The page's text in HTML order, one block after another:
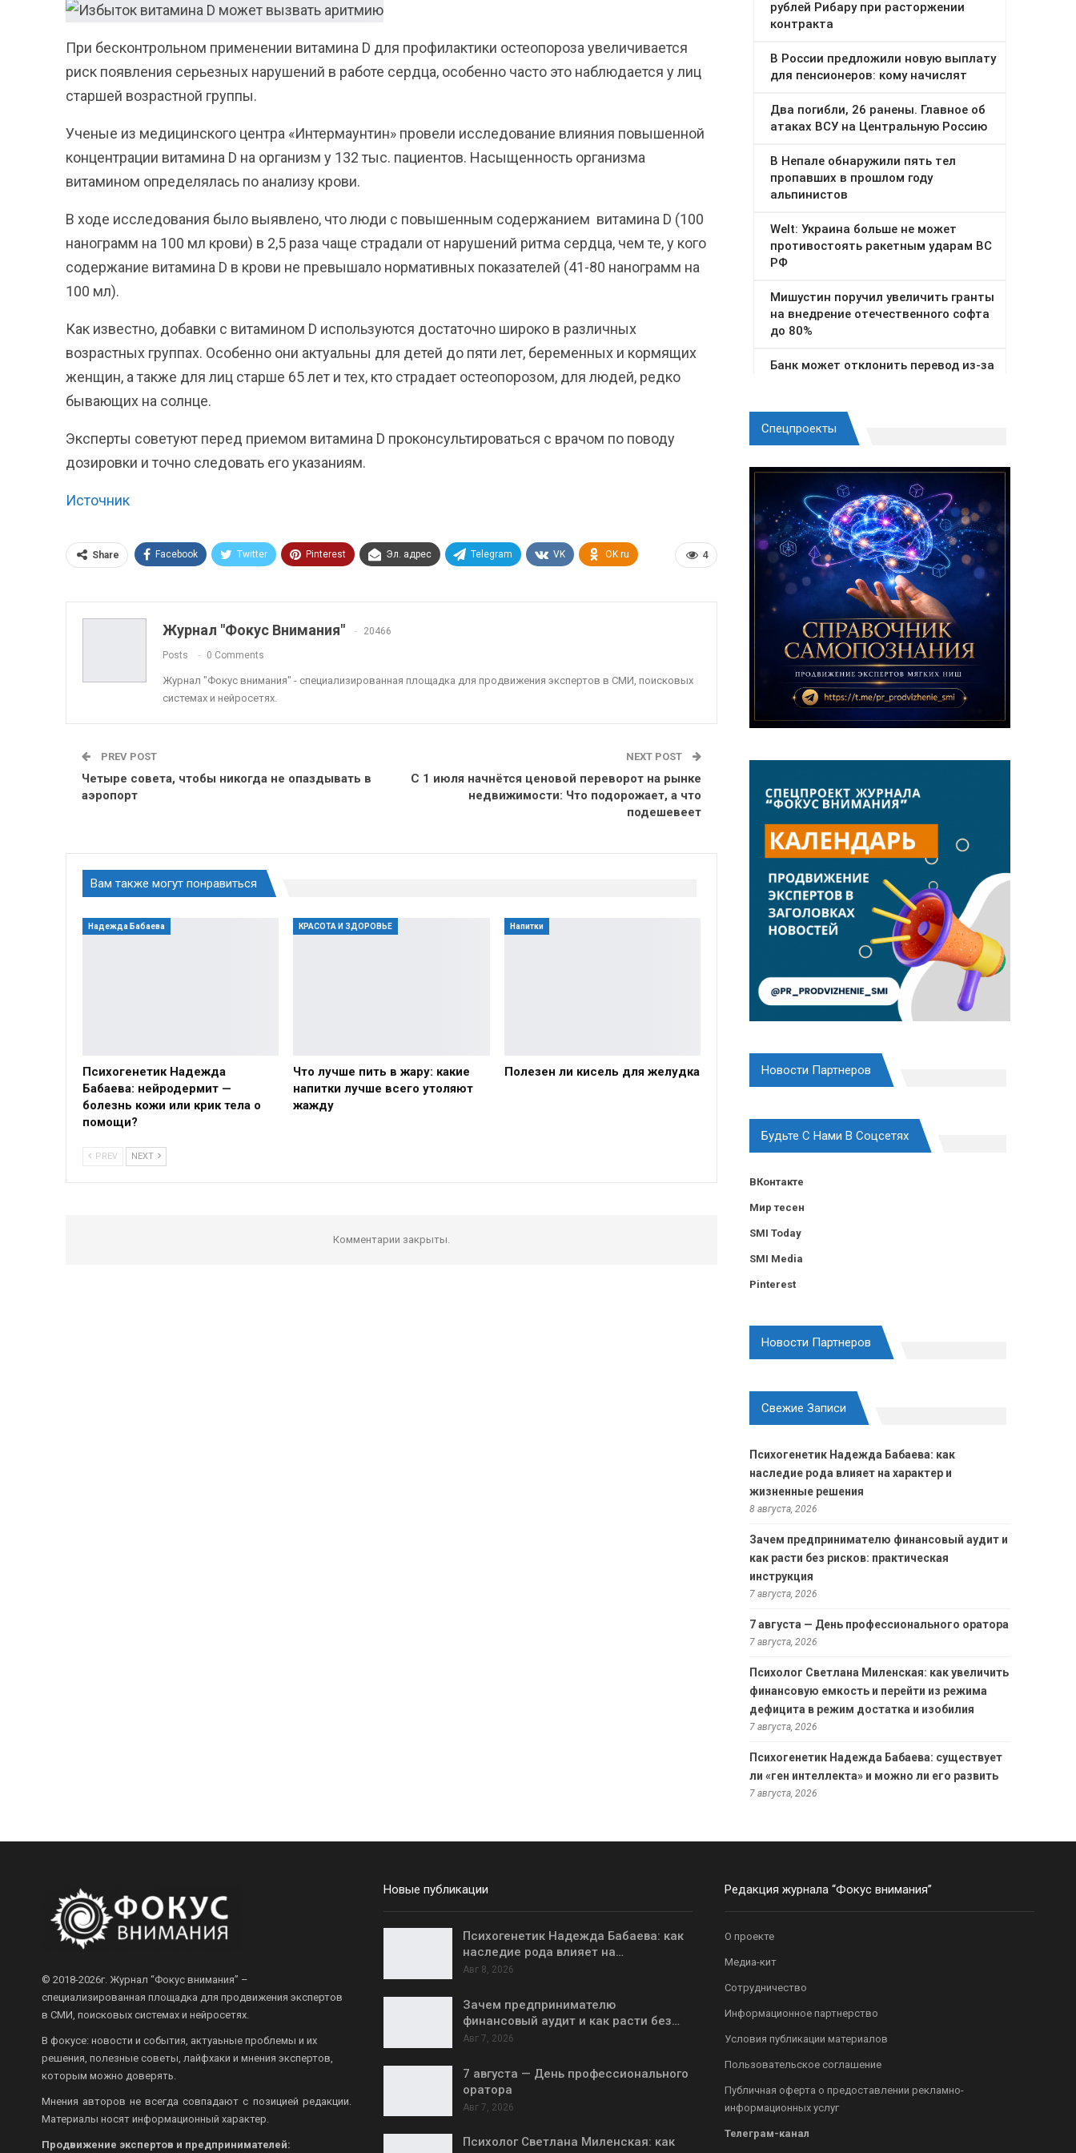
При бесконтрольном применении витамина D для профилактики остеопороза увеличивается
риск появления серьезных нарушений в работе сердца, особенно часто это наблюдается у лиц
старшей возрастной группы.
Ученые из медицинского центра «Интермаунтин» провели исследование влияния повышенной
концентрации витамина D на организм у 132 тыс. пациентов. Насыщенность организма
витамином определялась по анализу крови.
В ходе исследования было выявлено, что люди с повышенным содержанием витамина D (100
нанограмм на 100 мл крови) в 2,5 раза чаще страдали от нарушений ритма сердца, чем те, у кого
содержание витамина D в крови не превышало нормативных показателей (41-80 нанограмм на
100 мл).
Как известно, добавки с витамином D используются достаточно широко в различных
возрастных группах. Особенно они актуальны для детей до пяти лет, беременных и кормящих
женщин, а также для лиц старше 65 лет и тех, кто страдает остеопорозом, для людей, редко
бывающих на солнце.
Эксперты советуют перед приемом витамина D проконсультироваться с врачом по поводу
дозировки и точно следовать его указаниям.
Источник
4
Share Facebook Twitter Pinterest Эл. адрес Telegram VK OK.ru
Журнал "Фокус Внимания" 20466
Posts 0 Comments
Журнал "Фокус внимания" - специализированная площадка для продвижения экспертов в СМИ, поисковых
системах и нейросетях.
PREV POST
Четыре совета, чтобы никогда не опаздывать в
аэропорт
NEXT POST
С 1 июля начнётся ценовой переворот на рынке
недвижимости: Что подорожает, а что
подешевеет
Вам также могут понравиться
Надежда Бабаева
Психогенетик Надежда
Бабаева: нейродермит —
болезнь кожи или крик тела о
помощи?
КРАСОТА И ЗДОРОВЬЕ
Что лучше пить в жару: какие
напитки лучше всего утоляют
жажду
Напитки
Полезен ли кисель для желудка
PREV NEXT
Комментарии закрыты.
Спецпроекты
Новости Партнеров
Будьте С Нами В Соцсетях
ВКонтакте
Мир тесен
SMI Today
SMI Media
Pinterest
Новости Партнеров
Свежие Записи
Психогенетик Надежда Бабаева: как
наследие рода влияет на характер и
жизненные решения
8 августа, 2026
Зачем предпринимателю финансовый аудит и
как расти без рисков: практическая
инструкция
7 августа, 2026
7 августа — День профессионального оратора
7 августа, 2026
Психолог Светлана Миленская: как увеличить
финансовую емкость и перейти из режима
дефицита в режим достатка и изобилия
7 августа, 2026
Психогенетик Надежда Бабаева: существует
ли «ген интеллекта» и можно ли его развить
7 августа, 2026
© 2018-2026г. Журнал “Фокус внимания” –
специализированная площадка для продвижения экспертов
в СМИ, поисковых системах и нейросетях.
В фокусе: новости и события, актуаьные проблемы и их
решения, полезные советы, лайфхаки и мнения экспертов,
которым можно доверять.
Мнения авторов не всегда совпадают с позицией редакции.
Материалы носят информационный характер.
Продвижение экспертов и предпринимателей:
Новые публикации
Психогенетик Надежда Бабаева: как
наследие рода влияет на…
Авг 8, 2026
Зачем предпринимателю
финансовый аудит и как расти без…
Авг 7, 2026
7 августа — День профессионального
оратора
Авг 7, 2026
Психолог Светлана Миленская: как
Редакция журнала “Фокус внимания”
О проекте
Медиа-кит
Сотрудничество
Информационное партнерство
Условия публикации материалов
Пользовательское соглашение
Публичная оферта о предоставлении рекламно-
информационных услуг
Телеграм-канал